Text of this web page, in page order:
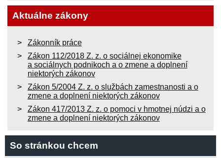
Aktuálne zákony
Zákonník práce
Zákon 112/2018 Z. z. o sociálnej ekonomike
a sociálnych podnikoch a o zmene a doplnení
niektorých zákonov
Zákon 5/2004 Z. z. o službách zamestnanosti a o
zmene a doplnení niektorých zákonov
Zákon 417/2013 Z. z. o pomoci v hmotnej núdzi a o
zmene a doplnení niektorých zákonov
So stránkou chcem